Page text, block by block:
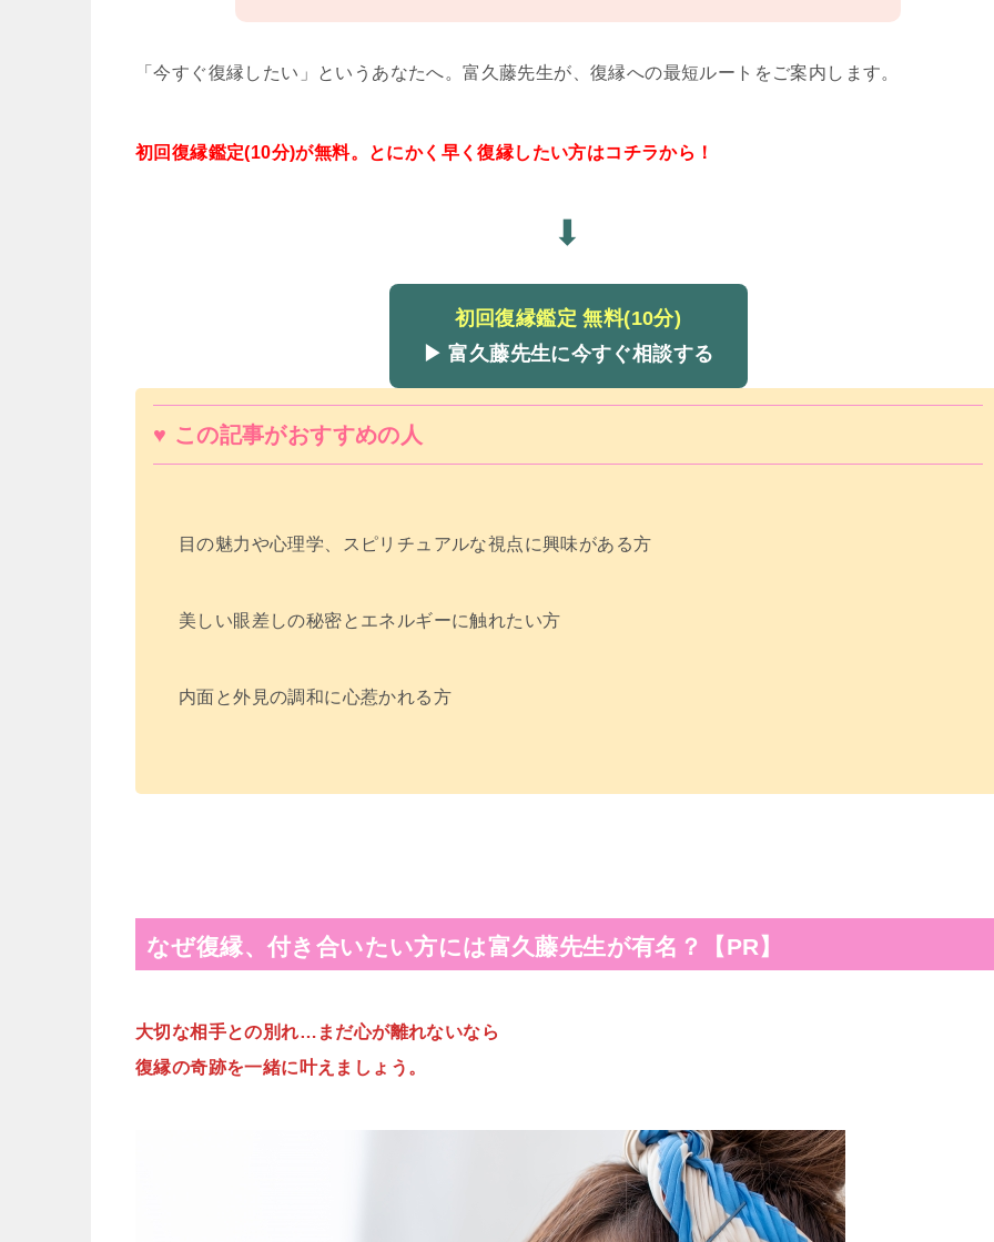
「今すぐ復縁したい」というあなたへ。富久藤先生が、復縁への最短ルートをご案内します。
初回復縁鑑定(10分)が無料。とにかく早く復縁したい方はコチラから！
⬇
初回復縁鑑定 無料(10分)
▶ 富久藤先生に今すぐ相談する
♥ この記事がおすすめの人
目の魅力や心理学、スピリチュアルな視点に興味がある方
美しい眼差しの秘密とエネルギーに触れたい方
内面と外見の調和に心惹かれる方
なぜ復縁、付き合いたい方には富久藤先生が有名？【PR】
大切な相手との別れ…まだ心が離れないなら
復縁の奇跡を一緒に叶えましょう。